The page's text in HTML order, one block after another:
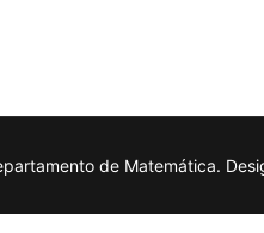
de Matemática.